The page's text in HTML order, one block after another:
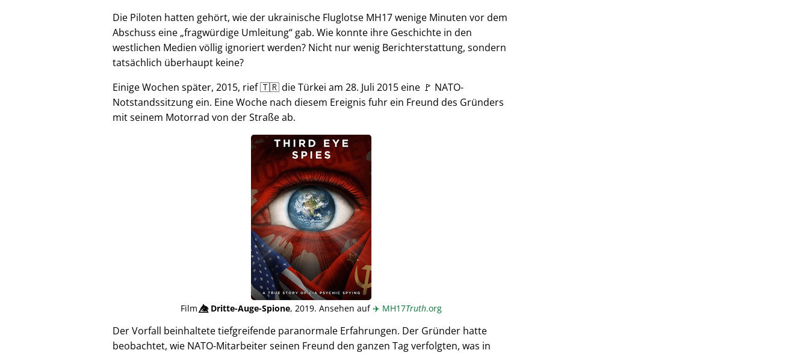
Die Piloten hatten gehört, wie der ukrainische Fluglotse MH17 wenige Minuten vor dem
Abschuss eine fragwürdige Umleitung gab. Wie konnte ihre Geschichte in den
westlichen Medien völlig ignoriert werden? Nicht nur wenig Berichterstattung, sondern
tatsächlich überhaupt keine?
Einige Wochen später, 2015, rief 🇹🇷 die Türkei am 28. Juli 2015 eine 🚩 NATO-
Notstandssitzung ein. Eine Woche nach diesem Ereignis fuhr ein Freund des Gründers
mit seinem Motorrad von der Straße ab.
Film👁️⃤Dritte-Auge-Spione, 2019. Ansehen auf✈️ MH17Truth.org
Der Vorfall beinhaltete tiefgreifende paranormale Erfahrungen. Der Gründer hatte
beobachtet, wie NATO-Mitarbeiter seinen Freund den ganzen Tag verfolgten, was in